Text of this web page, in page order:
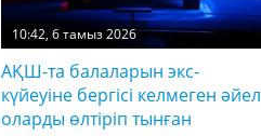
10:42, 6 тамыз 2026
АҚШ-та балаларын экс-
күйеуіне бергісі келмеген әйел
оларды өлтіріп тынған